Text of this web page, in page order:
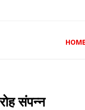
HOME
संपन्न